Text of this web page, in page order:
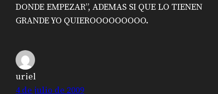
DONDE EMPEZAR”, ADEMAS SI QUE LO TIENEN
GRANDE YO QUIEROOOOOOOOO.
uriel
4 de julio de 2009